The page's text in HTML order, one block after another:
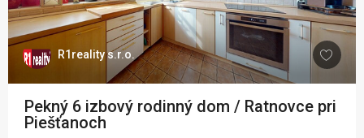
R1reality s.r.o.
Pekný 6 izbový rodinný dom / Ratnovce pri
Piešťanoch